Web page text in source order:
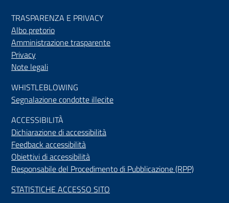
TRASPARENZA E PRIVACY
Albo pretorio
Amministrazione trasparente
Privacy
Note legali
WHISTLEBLOWING
Segnalazione condotte illecite
ACCESSIBILITÀ
Dichiarazione di accessibilità
Feedback accessibilità
Obiettivi di accessibilità
Responsabile del Procedimento di Pubblicazione (RPP)
STATISTICHE ACCESSO SITO